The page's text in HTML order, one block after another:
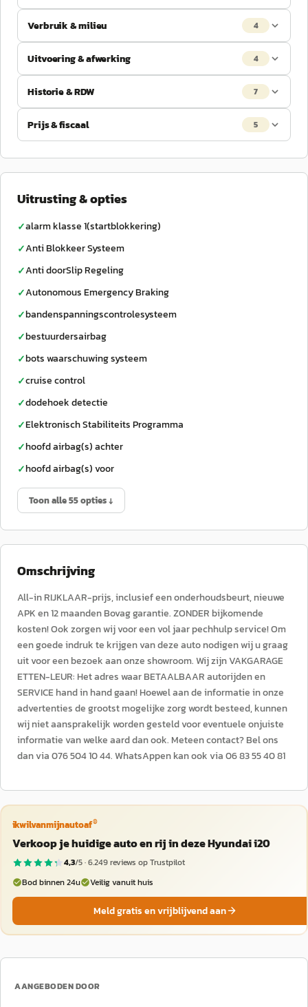
Verbruik & milieu 4
Uitvoering & afwerking 4
Historie & RDW 7
Prijs & fiscaal 5
Uitrusting & opties
✓alarm klasse 1(startblokkering)
✓Anti Blokkeer Systeem
✓Anti doorSlip Regeling
✓Autonomous Emergency Braking
✓bandenspanningscontrolesysteem
✓bestuurdersairbag
✓bots waarschuwing systeem
✓cruise control
✓dodehoek detectie
✓Elektronisch Stabiliteits Programma
✓hoofd airbag(s) achter
✓hoofd airbag(s) voor
Toon alle 55 opties ↓
Omschrijving
All-in RIJKLAAR-prijs, inclusief een onderhoudsbeurt, nieuwe
APK en 12 maanden Bovag garantie. ZONDER bijkomende
kosten! Ook zorgen wij voor een vol jaar pechhulp service! Om
een goede indruk te krijgen van deze auto nodigen wij u graag
uit voor een bezoek aan onze showroom. Wij zijn VAKGARAGE
ETTEN-LEUR: Het adres waar BETAALBAAR autorijden en
SERVICE hand in hand gaan! Hoewel aan de informatie in onze
advertenties de grootst mogelijke zorg wordt besteed, kunnen
wij niet aansprakelijk worden gesteld voor eventuele onjuiste
informatie van welke aard dan ook. Meteen contact? Bel ons
dan via 076 504 10 44. WhatsAppen kan ook via 06 83 55 40 81
ikwilvanmijnautoaf®
Verkoop je huidige auto en rij in deze Hyundai i20
4,3/5 ·6.249reviews op Trustpilot
Bod binnen 24u
Veilig vanuit huis
Meld gratis en vrijblijvend aan
AANGEBODEN DOOR